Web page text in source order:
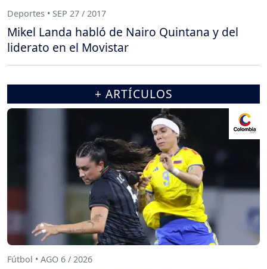
Deportes • SEP 27 / 2017
Mikel Landa habló de Nairo Quintana y del
liderato en el Movistar
+ ARTÍCULOS
Fútbol • AGO 6 / 2026